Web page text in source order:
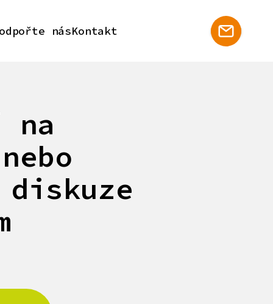
násKontakt
na